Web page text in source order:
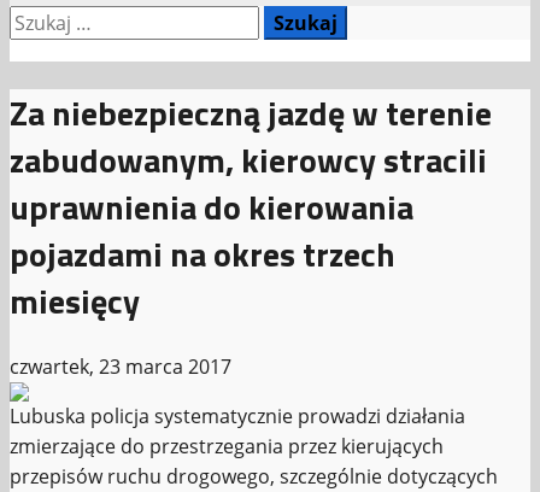
Szukaj:
Za niebezpieczną jazdę w terenie
zabudowanym, kierowcy stracili
uprawnienia do kierowania
pojazdami na okres trzech
miesięcy
czwartek, 23 marca 2017
Lubuska policja systematycznie prowadzi działania
zmierzające do przestrzegania przez kierujących
przepisów ruchu drogowego, szczególnie dotyczących